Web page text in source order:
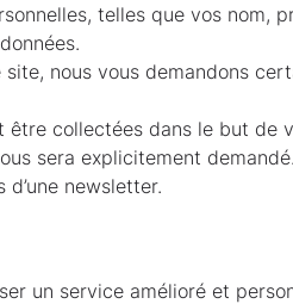
telles que vos nom,
nous vous demandons
être collectées dans le but
sera explicitement
newsletter.​
un service amélioré et